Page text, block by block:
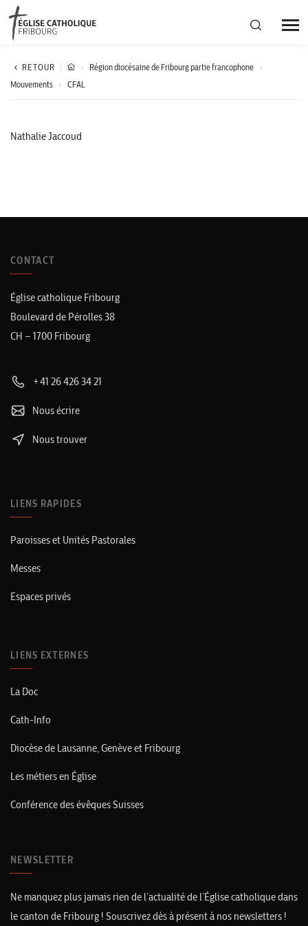
Région diocésaine
RETOUR
Région diocésaine de Fribourg partie francophone
Mouvements
CFAL
Nathalie Jaccoud
CONTACT
Église catholique Fribourg
Boulevard de Pérolles 38
CH – 1700 Fribourg
+41 26 426 34 21
Nous écrire
Nous trouver
LIENS RAPIDES
Paroisses et Unités Pastorales
Messes
Espaces privés
LIENS EXTERNES
La Doc
Cath-Info
Diocèse de Lausanne, Genève et Fribourg
Les métiers en Église
Conférence des évêques Suisses
NEWSLETTER
Ne manquez plus jamais rien de l’actualité de l’Église catholique dans
le canton de Fribourg ! Souscrivez dès à présent à nos newsletters !